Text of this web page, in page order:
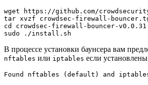
wget
tar
cd
sudo
В процессе установки баунсера вам
nftables или iptables если
Found nftables ( default ) and